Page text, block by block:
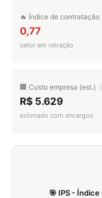
🔥 Índice de contratação
0,77
setor em retração
🏢 Custo empresa (est.)
R$ 5.629
estimado com encargos
🎯 IPS -